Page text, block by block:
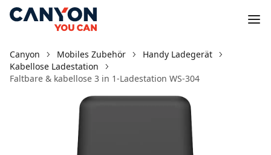
Canyon Mobiles Zubehör
Handy Ladegerät
Kabellose Ladestation
Faltbare & kabellose 3 in 1-Ladestation WS-304